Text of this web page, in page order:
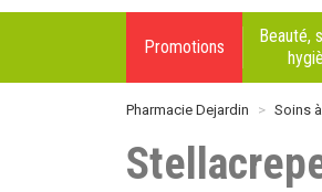
Promotions
Beauté,
Pharmacie Dejardin Soins